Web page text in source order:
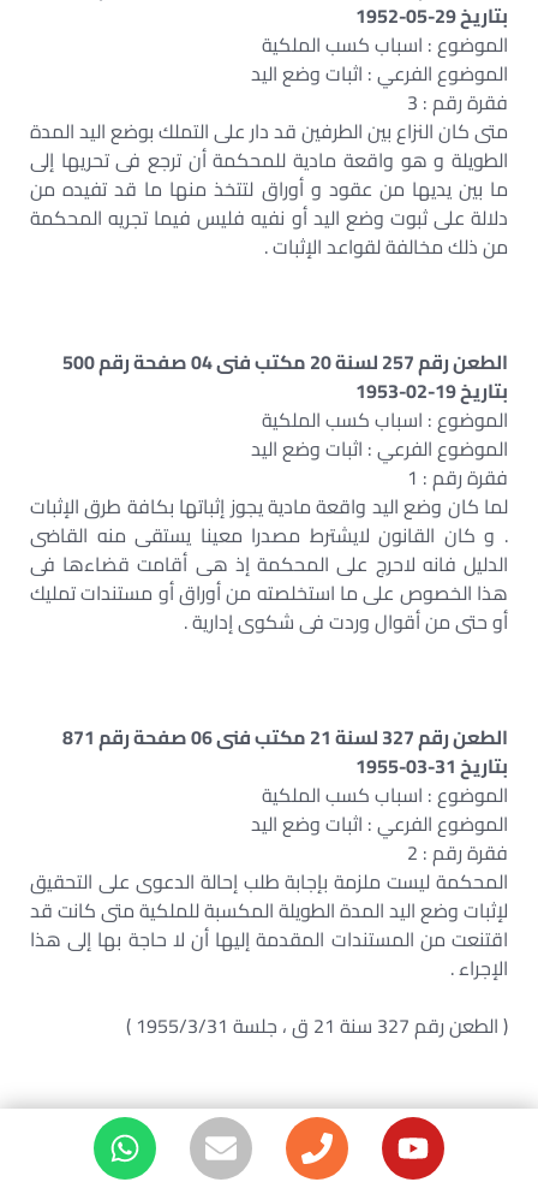
بتاريخ 29-05-1952
الموضوع : اسباب كسب الملكية
الموضوع الفرعي : اثبات وضع اليد
فقرة رقم : 3
متى كان النزاع بين الطرفين قد دار على التملك بوضع اليد المدة
الطويلة و هو واقعة مادية للمحكمة أن ترجع فى تحريها إلى
ما بين يديها من عقود و أوراق لتتخذ منها ما قد تفيده من
دلالة على ثبوت وضع اليد أو نفيه فليس فيما تجريه المحكمة
من ذلك مخالفة لقواعد الإثبات .
الطعن رقم 257 لسنة 20 مكتب فنى 04 صفحة رقم 500
بتاريخ 19-02-1953
الموضوع : اسباب كسب الملكية
الموضوع الفرعي : اثبات وضع اليد
فقرة رقم : 1
لما كان وضع اليد واقعة مادية يجوز إثباتها بكافة طرق الإثبات
. و كان القانون لايشترط مصدرا معينا يستقى منه القاضى
الدليل فانه لاحرج على المحكمة إذ هى أقامت قضاءها فى
هذا الخصوص على ما استخلصته من أوراق أو مستندات تمليك
أو حتى من أقوال وردت فى شكوى إدارية .
الطعن رقم 327 لسنة 21 مكتب فنى 06 صفحة رقم 871
بتاريخ 31-03-1955
الموضوع : اسباب كسب الملكية
الموضوع الفرعي : اثبات وضع اليد
فقرة رقم : 2
المحكمة ليست ملزمة بإجابة طلب إحالة الدعوى على التحقيق
لإثبات وضع اليد المدة الطويلة المكسبة للملكية متى كانت قد
اقتنعت من المستندات المقدمة إليها أن لا حاجة بها إلى هذا
الإجراء .
( الطعن رقم 327 سنة 21 ق ، جلسة 1955/3/31 )
الطعن رقم 372 لسنة 21 مكتب فنى 04 صفحة رقم 865